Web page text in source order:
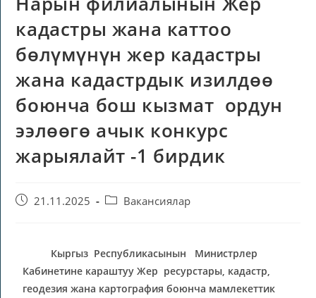
кадастры жана каттоо
бөлүмүнүн жер кадастры
жана кадастрдык изилдөө
боюнча бош кызмат ордун
ээлөөгө ачык конкурс
жарыялайт -1 бирдик
21.11.2025 Вакансиялар
Кыргыз Республикасынын Министрлер
Кабинетине караштуу Жер ресурстары, кадастр,
геодезия жана картография боюнча мамлекеттик